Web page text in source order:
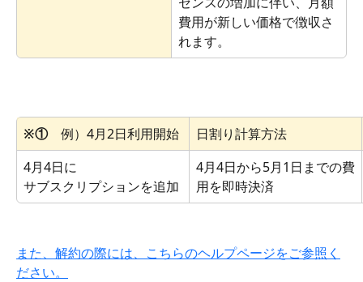
費用が新しい価格で徴収さ
れます。
※① 例）4月2日利用開始
日割り計算方法
4月4日に
サブスクリプションを追加
4月4日から5月1日までの費
用を即時決済
また、解約の際には、こちらのヘルプページをご参照く
ださい。